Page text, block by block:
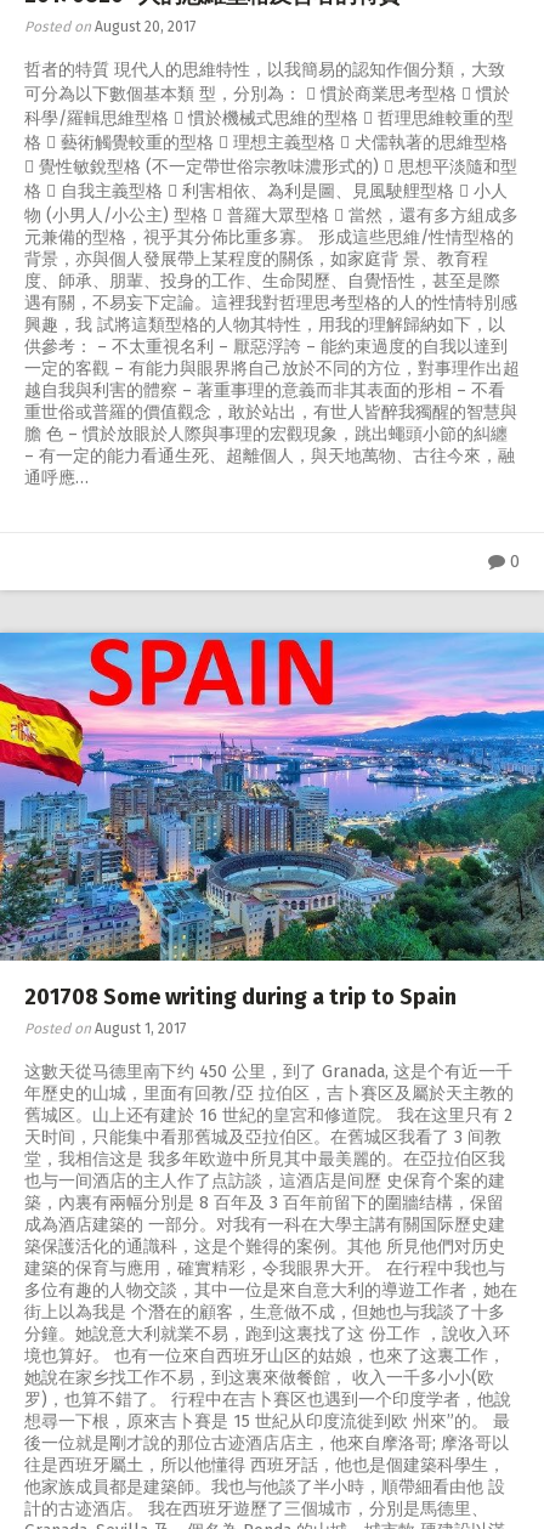
Posted on August 20, 2017
哲者的特質 現代人的思維特性，以我簡易的認知作個分類，大致
可分為以下數個基本類 型，分別為：  慣於商業思考型格  慣於
科學/羅輯思維型格  慣於機械式思維的型格  哲理思維較重的型
格  藝術觸覺較重的型格  理想主義型格  犬儒執著的思維型格
 覺性敏銳型格 (不一定帶世俗宗教味濃形式的)  思想平淡隨和型
格  自我主義型格  利害相依、為利是圖、見風駛艃型格  小人
物 (小男人/小公主) 型格  普羅大眾型格  當然，還有多方組成多
元兼備的型格，視乎其分佈比重多寡。 形成這些思維/性情型格的
背景，亦與個人發展帶上某程度的關係，如家庭背 景、教育程
度、師承、朋輩、投身的工作、生命閱歷、自覺悟性，甚至是際
遇有關，不易妄下定論。這裡我對哲理思考型格的人的性情特別感
興趣，我 試將這類型格的人物其特性，用我的理解歸納如下，以
供參考： – 不太重視名利 – 厭惡浮誇 – 能約束過度的自我以達到
一定的客觀 – 有能力與眼界將自己放於不同的方位，對事理作出超
越自我與利害的體察 – 著重事理的意義而非其表面的形相 – 不看
重世俗或普羅的價值觀念，敢於站出，有世人皆醉我獨醒的智慧與
膽 色 – 慣於放眼於人際與事理的宏觀現象，跳出蠅頭小節的糾纏
– 有一定的能力看通生死、超離個人，與天地萬物、古往今來，融
通呼應…
0
201708 Some writing during a trip to Spain
Posted on August 1, 2017
这數天從马德里南下约 450 公里，到了 Granada, 这是个有近一千
年歷史的山城，里面有回教/亞 拉伯区，吉卜賽区及屬於天主教的
舊城区。山上还有建於 16 世紀的皇宮和修道院。 我在这里只有 2
天时间，只能集中看那舊城及亞拉伯区。在舊城区我看了 3 间教
堂，我相信这是 我多年欧遊中所見其中最美麗的。在亞拉伯区我
也与一间酒店的主人作了点訪談，這酒店是间歷 史保育个案的建
築，內裏有兩幅分別是 8 百年及 3 百年前留下的圍牆结構，保留
成為酒店建築的 一部分。对我有一科在大學主講有關国际歷史建
築保護活化的通識科，这是个難得的案例。其他 所見他們对历史
建築的保育与應用，確實精彩，令我眼界大开。 在行程中我也与
多位有趣的人物交談，其中一位是來自意大利的導遊工作者，她在
街上以為我是 个潛在的顧客，生意做不成，但她也与我談了十多
分鐘。她說意大利就業不易，跑到这裏找了这 份工作 ，說收入环
境也算好。 也有一位來自西班牙山区的姑娘，也來了这裏工作，
她說在家乡找工作不易，到这裏來做餐館， 收入一千多小小(欧
罗)，也算不錯了。 行程中在吉卜賽区也遇到一个印度学者，他說
想尋一下根，原來吉卜賽是 15 世紀从印度流徙到欧 州來”的。 最
後一位就是剛才說的那位古迹酒店店主，他來自摩洛哥; 摩洛哥以
往是西班牙屬土，所以他懂得 西班牙話，他也是個建築科學生，
他家族成員都是建築師。我也与他談了半小時，順帶細看由他 設
計的古迹酒店。 我在西班牙遊歷了三個城市，分別是馬德里、